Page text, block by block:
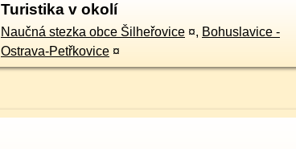
Turistika v okolí
Naučná stezka obce Šilheřovice ¤, Bohuslavice -
Ostrava-Petřkovice ¤